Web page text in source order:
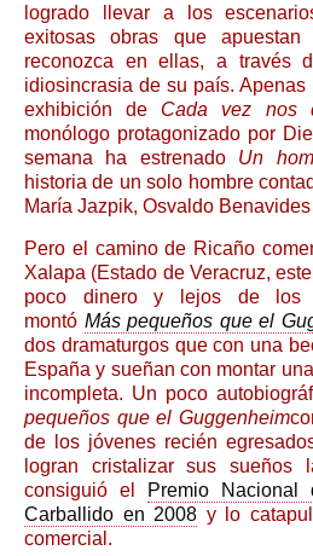
logrado llevar a los
exitosas obras que
reconozca en ellas, a través
idiosincrasia de su país.
exhibición de Cada vez nos
monólogo protagonizado por
semana ha estrenado Un
historia de un solo hombre
María Jazpik, Osvaldo
Pero el camino de Ricaño
Xalapa (Estado de Veracruz,
poco dinero y lejos de los
montó Más pequeños que el
dos dramaturgos que con una
España y sueñan con montar
incompleta. Un poco
pequeños que el Guggenheim
de los jóvenes recién
logran cristalizar sus sueños
consiguió el
Premio Nacional
Carballido en 2008 y lo
comercial.